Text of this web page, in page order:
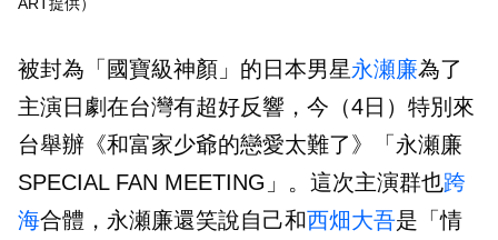
被封為「國寶級神顏」的日本男星永瀬廉為了
主演日劇在台灣有超好反響，今（4日）特別來
台舉辦《和富家少爺的戀愛太難了》「永瀬廉
SPECIAL FAN MEETING」。這次主演群也跨
海合體，永瀬廉還笑說自己和西畑大吾是「情